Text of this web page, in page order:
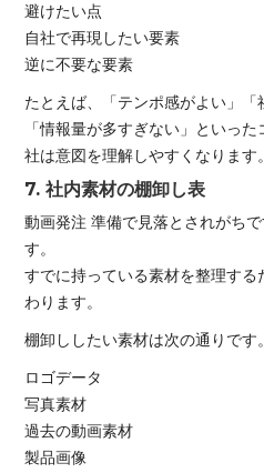
避けたい点
自社で再現したい要素
逆に不要な要素
たとえば、「テンポ感がよい」「
「情報量が多すぎない」といっ
社は意図を理解しやすくなります。
7. 社内素材の棚卸し表
動画発注 準備で見落とされがち
す。
すでに持っている素材を整理す
わります。
棚卸ししたい素材は次の通りです。
ロゴデータ
写真素材
過去の動画素材
製品画像